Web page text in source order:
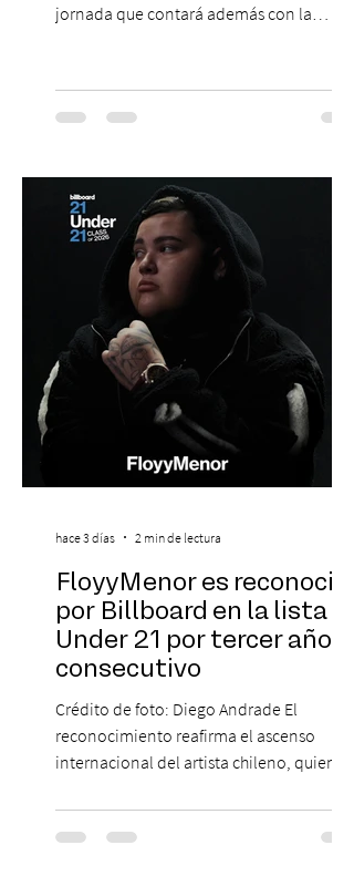
jornada que contará además con la
agosto, el Parque Arena Temuco será
escenario de una noche dedicada al indie
banda que llegará a la capital de La
Araucanía para ofrecer un show cargado
de energía, guitarras y canciones que han
marcado su breve pero exitosa trayectoria.
FloyyMenor es reconocido
por Billboard en la lista 21
Under 21 por tercer año
consecutivo
Crédito de foto: Diego Andrade El
reconocimiento reafirma el ascenso
internacional del artista chileno, quien
en la escena global. MIAMI, FL (3 de agosto
de 2026) — FloyyMenor ha sido
hace 3 días 2 min de lectura